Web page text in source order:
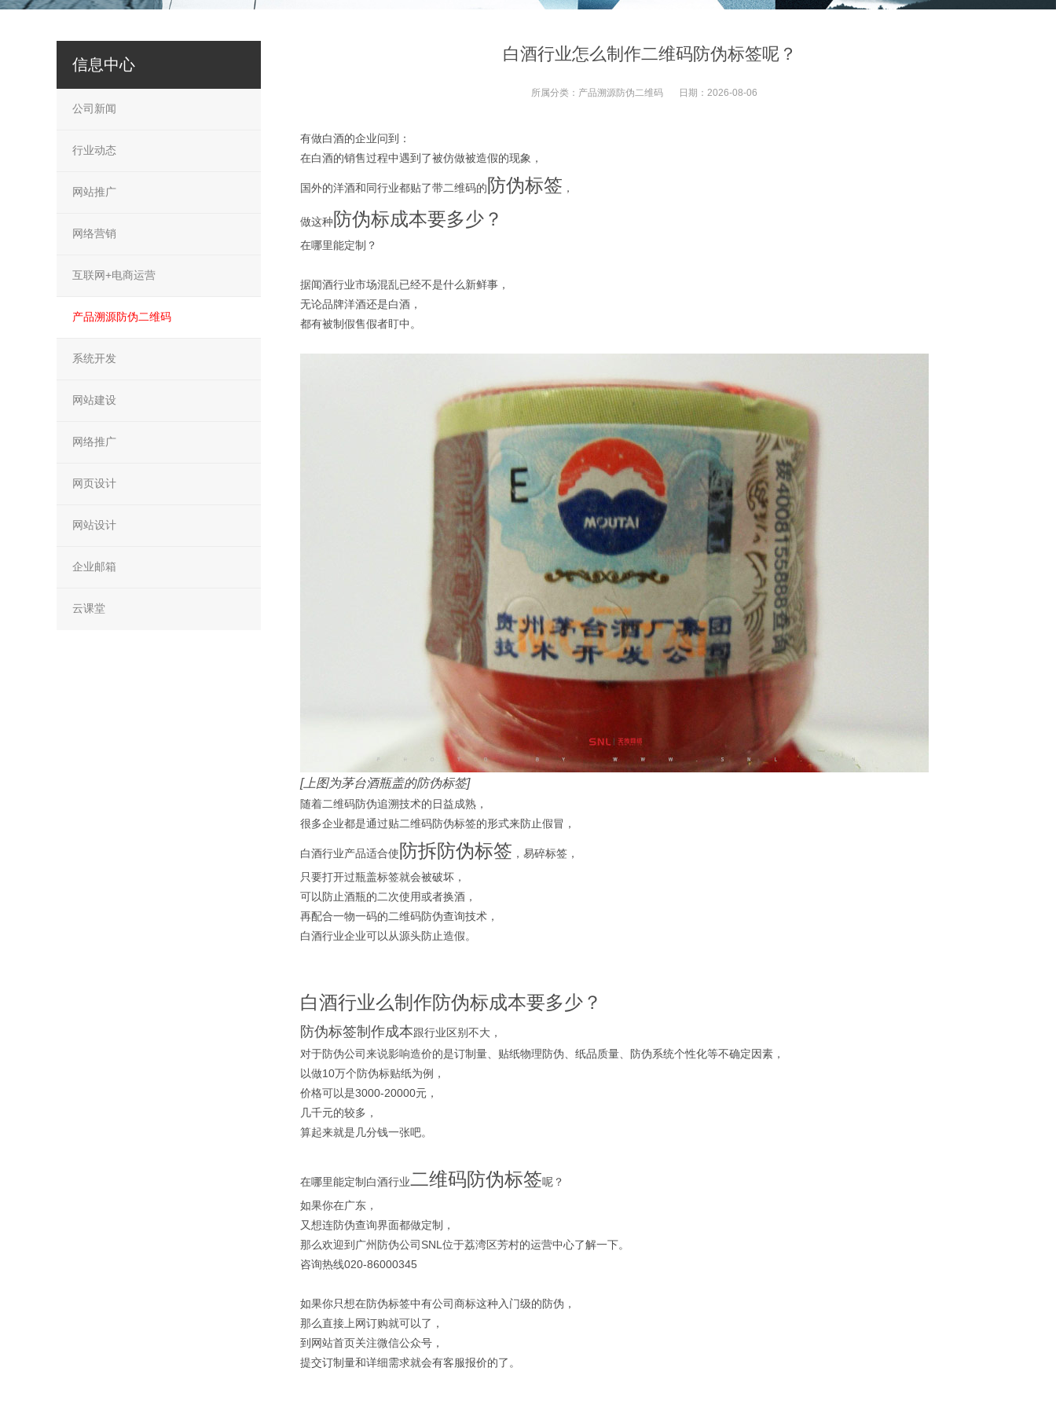
白酒行业怎么制作二维码防伪标签呢？
所属分类： 产品溯源防伪二维码 日期： 2026-08-06
有做白酒的企业问到：
在白酒的销售过程中遇到了被仿做被造假的现象，
国外的洋酒和同行业都贴了带二维码的 防伪标签 ，
做这种防伪标成本要多少？
在哪里能定制？
据闻酒行业市场混乱已经不是什么新鲜事，
无论品牌洋酒还是白酒，
都有被制假售假者盯中。
[上图为茅台酒瓶盖的防伪标签]
随着二维码防伪追溯技术的日益成熟，
很多企业都是通过贴二维码防伪标签的形式来防止假冒，
白酒行业产品适合使 防拆防伪标签 ，易碎标签，
只要打开过瓶盖标签就会被破坏，
可以防止酒瓶的二次使用或者换酒，
再配合一物一码的二维码防伪查询技术，
白酒行业企业可以从源头防止造假。
白酒行业么制作防伪标成本要多少？
防伪标签制作成本跟行业区别不大，
对于防伪公司来说影响造价的是订制量、贴纸物理防伪、纸品质量、防伪系统个性化等不确定因素，
以做10万个防伪标贴纸为例，
价格可以是3000-20000元，
几千元的较多，
算起来就是几分钱一张吧。
在哪里能定制白酒行业二维码防伪标签呢？
如果你在广东，
又想连防伪查询界面都做定制，
那么欢迎到广州防伪公司SNL位于荔湾区芳村的运营中心了解一下。
咨询热线020-86000345
如果你只想在防伪标签中有公司商标这种入门级的防伪，
那么直接上网订购就可以了，
到网站首页关注微信公众号，
提交订制量和详细需求就会有客服报价的了。
信息中心
公司新闻
行业动态
网站推广
网络营销
互联网+电商运营
产品溯源防伪二维码
系统开发
网站建设
网络推广
网页设计
网站设计
企业邮箱
云课堂